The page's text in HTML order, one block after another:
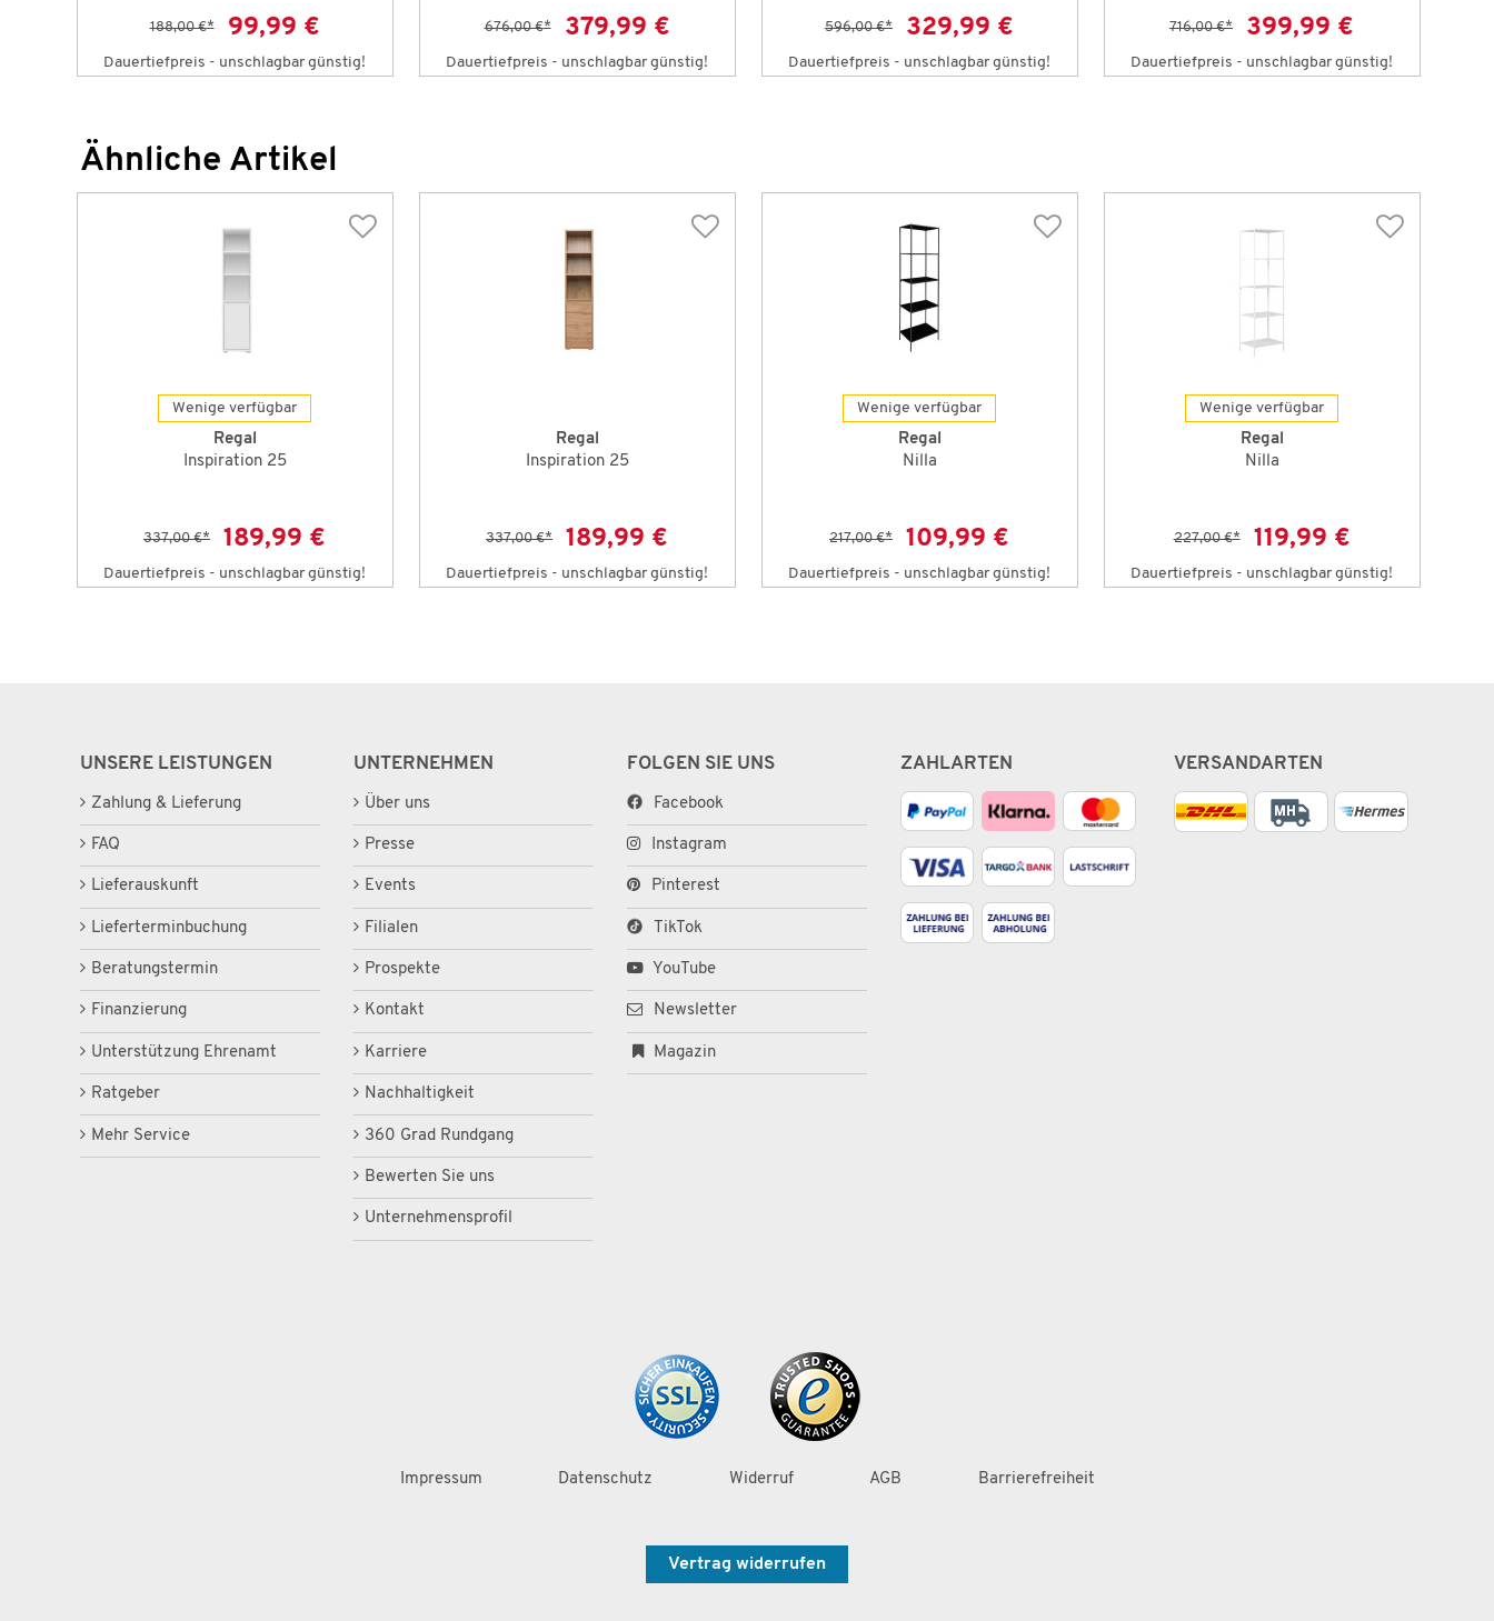
188,00 €* 99,99 €
Dauertiefpreis - unschlagbar günstig!
676,00 €* 379,99 €
Dauertiefpreis - unschlagbar günstig!
596,00 €* 329,99 €
Dauertiefpreis - unschlagbar günstig!
716,00 €* 399,99 €
Dauertiefpreis - unschlagbar günstig!
Ähnliche Artikel
Wenige verfügbar
Regal
Inspiration 25
337,00 €* 189,99 €
Dauertiefpreis - unschlagbar günstig!
Regal
Inspiration 25
337,00 €* 189,99 €
Dauertiefpreis - unschlagbar günstig!
Wenige verfügbar
Regal
Nilla
217,00 €* 109,99 €
Dauertiefpreis - unschlagbar günstig!
Wenige verfügbar
Regal
Nilla
227,00 €* 119,99 €
Dauertiefpreis - unschlagbar günstig!
UNSERE LEISTUNGEN
Zahlung & Lieferung
FAQ
Lieferauskunft
Lieferterminbuchung
Beratungstermin
Finanzierung
Unterstützung Ehrenamt
Ratgeber
Mehr Service
UNTERNEHMEN
Über uns
Presse
Events
Filialen
Prospekte
Kontakt
Karriere
Nachhaltigkeit
360 Grad Rundgang
Bewerten Sie uns
Unternehmensprofil
FOLGEN SIE UNS
Facebook
Instagram
Pinterest
TikTok
YouTube
Newsletter
Magazin
ZAHLARTEN VERSANDARTEN
Impressum Datenschutz Widerruf AGB Barrierefreiheit
Vertrag widerrufen